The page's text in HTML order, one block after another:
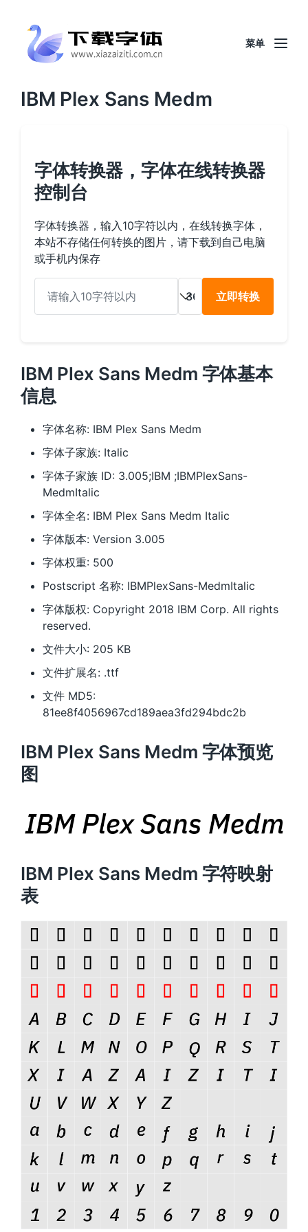
菜单
IBM Plex Sans Medm
字体转换器，字体在线转换器
控制台
字体转换器，输入10字符以内，在线转换字体，
本站不存储任何转换的图片，请下载到自己电脑
或手机内保存
立即转换
IBM Plex Sans Medm 字体基本
信息
字体名称: IBM Plex Sans Medm
字体子家族: Italic
字体子家族 ID: 3.005;IBM ;IBMPlexSans-
MedmItalic
字体全名: IBM Plex Sans Medm Italic
字体版本: Version 3.005
字体权重: 500
Postscript 名称: IBMPlexSans-MedmItalic
字体版权: Copyright 2018 IBM Corp. All rights
reserved.
文件大小: 205 KB
文件扩展名: .ttf
文件 MD5:
81ee8f4056967cd189aea3fd294bdc2b
IBM Plex Sans Medm 字体预览
图
IBM Plex Sans Medm 字符映射
表